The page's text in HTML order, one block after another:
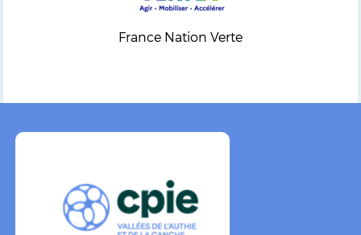
France Nation Verte